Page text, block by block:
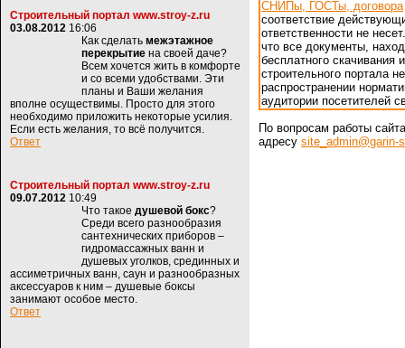
Строительный портал www.stroy-z.ru
03.08.2012 16:06
Как сделать межэтажное
перекрытие на своей даче?
Всем хочется жить в комфорте
и со всеми удобствами. Эти
планы и Ваши желания
вполне осуществимы. Просто для этого
необходимо приложить некоторые усилия.
Если есть желания, то всё получится.
Ответ
Строительный портал www.stroy-z.ru
09.07.2012 10:49
Что такое душевой бокс?
Среди всего разнообразия
сантехнических приборов –
гидромассажных ванн и
душевых уголков, срединных и
ассиметричных ванн, саун и разнообразных
аксессуаров к ним – душевые боксы
занимают особое место.
Ответ
СНИПы, ГОСТы, договора
соответствие
ответственности не
что все документы,
бесплатного скачивания
строительного портала
распространении
аудитории посетителей
По вопросам работы
адресу site_admin@garin-